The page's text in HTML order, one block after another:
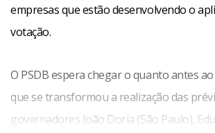
empresas que estão desenvolvendo o
votação.
O PSDB espera chegar o quanto antes
que se transformou a realização das
governadores João Doria (São Paulo),